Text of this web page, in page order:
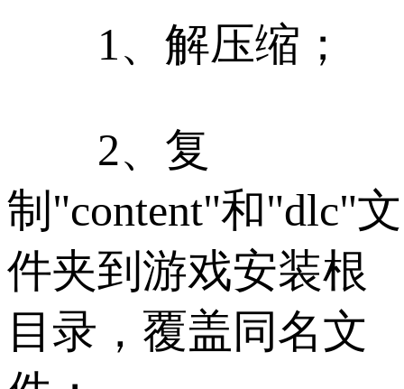
1、解压缩；
2、复
制"content"和"dlc"文
件夹到游戏安装根
目录，覆盖同名文